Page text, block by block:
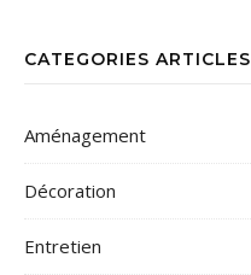
CATEGORIES ARTICLES
Aménagement
Décoration
Entretien